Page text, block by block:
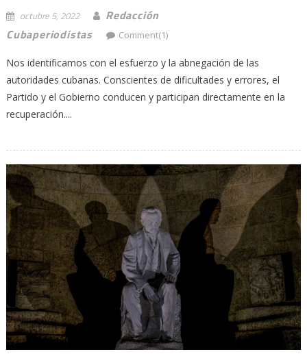
octubre 5, 2022
Redacción
Cubaperiodistas
Comment(1)
Nos identificamos con el esfuerzo y la abnegación de las
autoridades cubanas. Conscientes de dificultades y errores, el
Partido y el Gobierno conducen y participan directamente en la
recuperación....